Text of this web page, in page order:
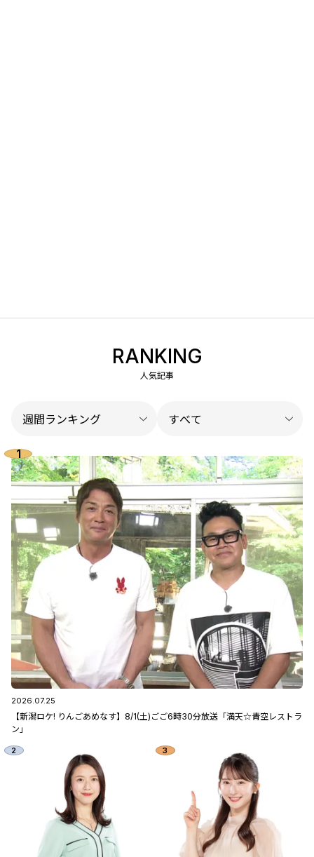
RANKING
人気記事
2026.07.25
【新潟ロケ! りんごあめなす】8/1(土)ごご6時30分放送「満天☆青空レストラ
ン」